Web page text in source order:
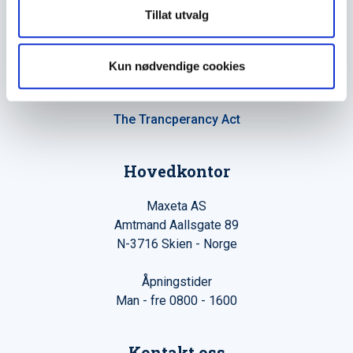
Tillat utvalg
Kun nødvendige cookies
Maxeta AS har forsynt Norge med elektro-tekniske
The Trancperancy Act
Hovedkontor
Maxeta AS
Amtmand Aallsgate 89
N-3716 Skien - Norge
Åpningstider
Man - fre 0800 - 1600